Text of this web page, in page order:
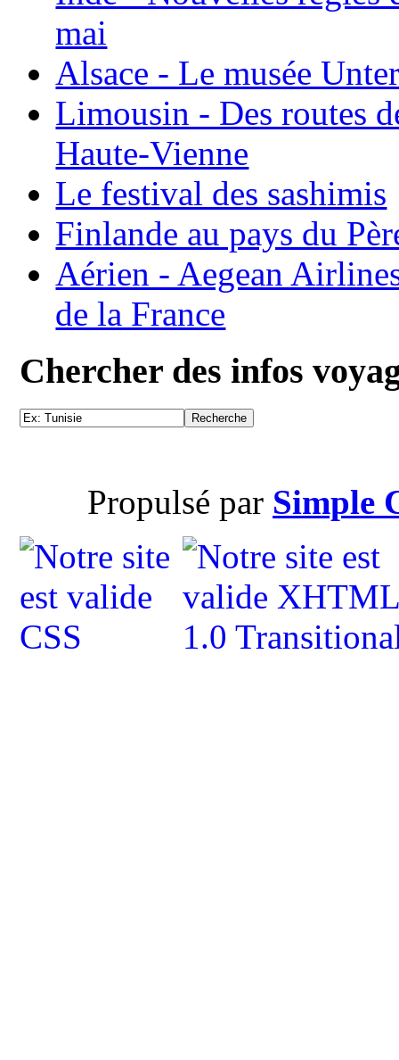
mai
Alsace - Le musée
Limousin - Des routes
Haute-Vienne
Le festival des sashimis
Finlande au pays du
Aérien - Aegean
de la France
Chercher des infos
Propulsé par Simple